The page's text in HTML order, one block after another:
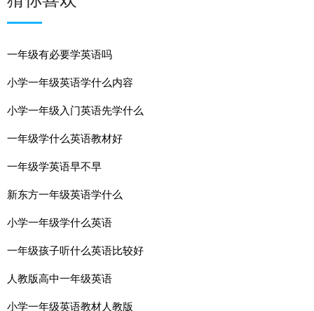
一年级有必要学英语吗
小学一年级英语学什么内容
小学一年级入门英语先学什么
一年级学什么英语教材好
一年级学英语早不早
新东方一年级英语学什么
小学一年级学什么英语
一年级孩子听什么英语比较好
人教版高中一年级英语
小学一年级英语教材人教版